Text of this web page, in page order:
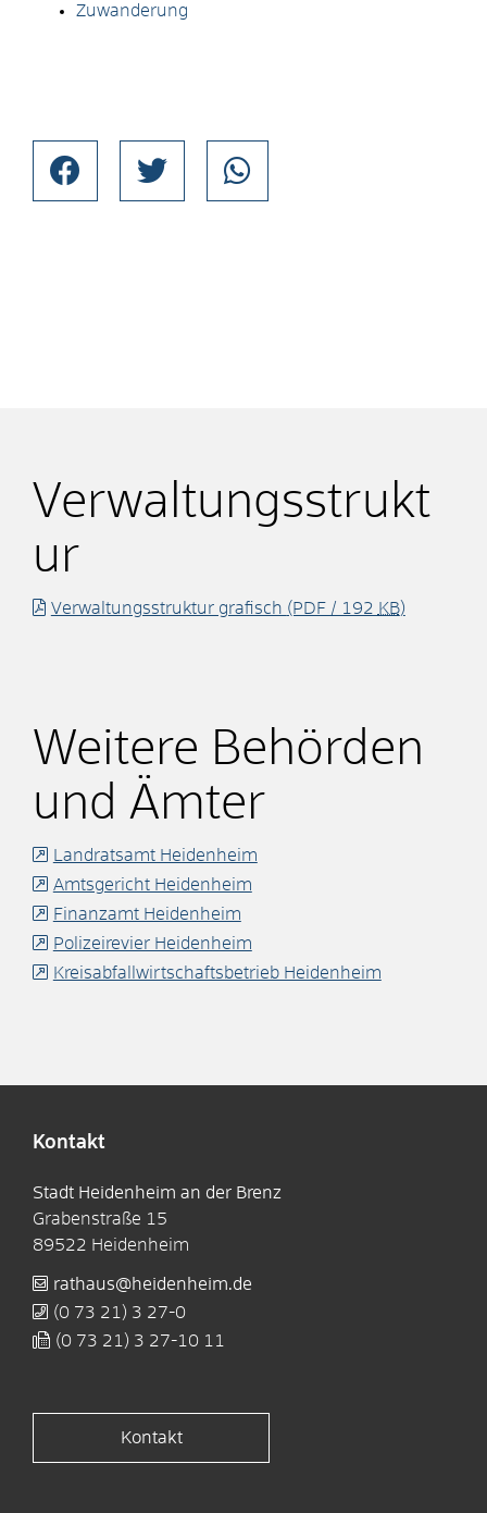
Zuwanderung
Verwaltungsstrukt
ur
Verwaltungsstruktur grafisch (PDF / 192 KB)
Weitere Behörden
und Ämter
Landratsamt Heidenheim
Amtsgericht Heidenheim
Finanzamt Heidenheim
Polizeirevier Heidenheim
Kreisabfallwirtschaftsbetrieb Heidenheim
Kontakt
Stadt Heidenheim an der Brenz
Grabenstraße 15
89522 Heidenheim
rathaus@heidenheim.de
(0 73 21) 3 27-0
(0 73 21) 3 27-10 11
Kontakt